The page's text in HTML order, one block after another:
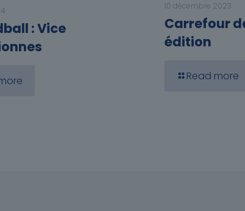
: Vice
10 décembre 2023
Carrefour
édition
Read more